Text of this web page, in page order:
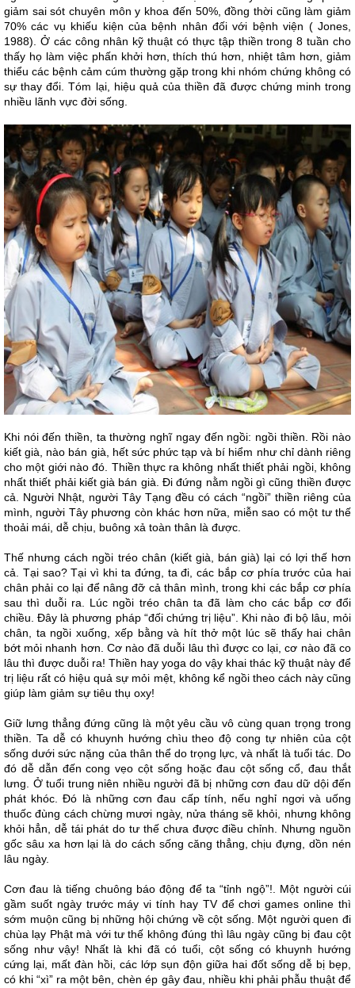
giảm sai sót chuyên môn y khoa đến 50%, đồng thời cũng làm giảm
70% các vụ khiếu kiện của bệnh nhân đối với bệnh viện ( Jones,
1988). Ở các công nhân kỹ thuật có thực tập thiền trong 8 tuần cho
thấy họ làm việc phấn khởi hơn, thích thú hơn, nhiệt tâm hơn, giảm
thiểu các bệnh cảm cúm thường gặp trong khi nhóm chứng không có
sự thay đổi. Tóm lại, hiệu quả của thiền đã được chứng minh trong
nhiều lãnh vực đời sống.
Khi nói đến thiền, ta thường nghĩ ngay đến ngồi: ngồi thiền. Rồi nào
kiết già, nào bán già, hết sức phức tạp và bí hiểm như chỉ dành riêng
cho một giới nào đó. Thiền thực ra không nhất thiết phải ngồi, không
nhất thiết phải kiết già bán già. Đi đứng nằm ngồi gì cũng thiền được
cả. Người Nhật, người Tây Tạng đều có cách “ngồi” thiền riêng của
mình, người Tây phương còn khác hơn nữa, miễn sao có một tư thế
thoải mái, dễ chịu, buông xả toàn thân là được.
Thế nhưng cách ngồi tréo chân (kiết già, bán già) lại có lợi thế hơn
cả. Tại sao? Tại vì khi ta đứng, ta đi, các bắp cơ phía trước của hai
chân phải co lại để nâng đỡ cả thân mình, trong khi các bắp cơ phía
sau thì duỗi ra. Lúc ngồi tréo chân ta đã làm cho các bắp cơ đổi
chiều. Đây là phương pháp “đối chứng trị liệu”. Khi nào đi bộ lâu, mỏi
chân, ta ngồi xuống, xếp bằng và hít thở một lúc sẽ thấy hai chân
bớt mỏi nhanh hơn. Cơ nào đã duỗi lâu thì được co lại, cơ nào đã co
lâu thì được duỗi ra! Thiền hay yoga do vậy khai thác kỹ thuật này để
trị liệu rất có hiệu quả sự mỏi mệt, không kể ngồi theo cách này cũng
giúp làm giảm sự tiêu thụ oxy!
Giữ lưng thẳng đứng cũng là một yêu cầu vô cùng quan trọng trong
thiền. Ta dễ có khuynh hướng chìu theo độ cong tự nhiên của cột
sống dưới sức nặng của thân thể do trọng lực, và nhất là tuổi tác. Do
đó dễ dẫn đến cong vẹo cột sống hoặc đau cột sống cổ, đau thắt
lưng. Ở tuổi trung niên nhiều người đã bị những cơn đau dữ dội đến
phát khóc. Đó là những cơn đau cấp tính, nếu nghỉ ngơi và uống
thuốc đùng cách chừng mươi ngày, nửa tháng sẽ khỏi, nhưng không
khỏi hẳn, dễ tái phát do tư thế chưa được điều chỉnh. Nhưng nguồn
gốc sâu xa hơn lại là do cách sống căng thẳng, chịu đựng, dồn nén
lâu ngày.
Cơn đau là tiếng chuông báo động để ta “tỉnh ngộ”!. Một người cúi
gầm suốt ngày trước máy vi tính hay TV để chơi games online thì
sớm muộn cũng bị những hội chứng về cột sống. Một người quen đi
chùa lạy Phật mà với tư thế không đúng thì lâu ngày cũng bị đau cột
sống như vậy! Nhất là khi đã có tuổi, cột sống có khuynh hướng
cứng lại, mất đàn hồi, các lớp sụn độn giữa hai đốt sống dễ bị bẹp,
có khi “xì” ra một bên, chèn ép gây đau, nhiều khi phải phẫu thuật để